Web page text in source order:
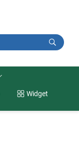
Widget